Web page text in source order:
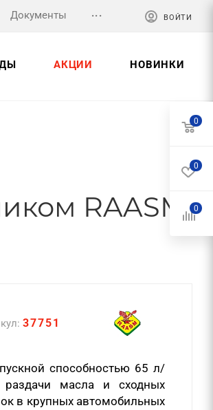
Документы ... ВОЙТИ
АКЦИИ НОВИНКИ
RAASM
37751
способностью 65 л/
раздачи масла и сходных
в крупных автомобильных
0
0
0